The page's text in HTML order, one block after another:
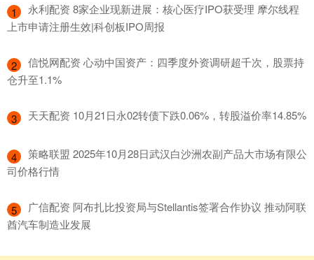
1
​永利配资 8家企业现新进展：核心医疗IPO获受理 摩尔线程
上市申请注册生效|科创板IPO周报
2
​信悦网配资 心动中国资产：四季度外资调研超千次，股票持
仓升至1.1%
3 ​天天配资 10月21日永02转债下跌0.06%，转股溢价率14.85%
4
​策略联盟 2025年10月28日武汉白沙洲农副产品大市场有限公
司价格行情
5
​广信配资 阿布扎比投资局与Stellantis签署合作协议 推动阿联
酋汽车制造业发展